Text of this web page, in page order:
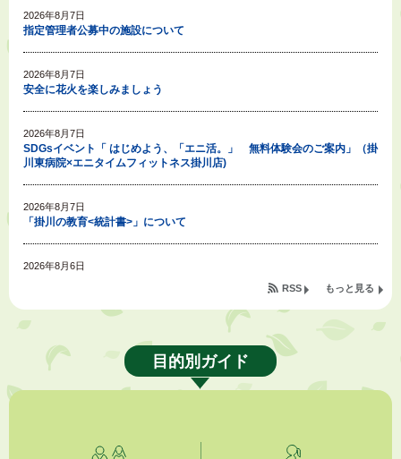
2026年8月7日
指定管理者公募中の施設について
2026年8月7日
安全に花火を楽しみましょう
2026年8月7日
SDGsイベント「 はじめよう、「エニ活。」 無料体験会のご案内」（掛
川東病院×エニタイムフィットネス掛川店)
2026年8月7日
「掛川の教育<統計書>」について
2026年8月6日
令和８年度公民館等（大東北公民館、大須賀中央公民館）講座のお知らせ
2026年8月6日
熱中症対策「クーリングシェルター」の設置について
もっと見る
RSS
目的別ガイド